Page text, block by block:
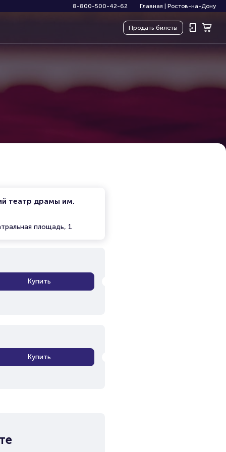
8-800-500-42-62 Главная Ростов-на-Дону
Продать билеты
театр драмы им.
площадь, 1
Купить
Купить